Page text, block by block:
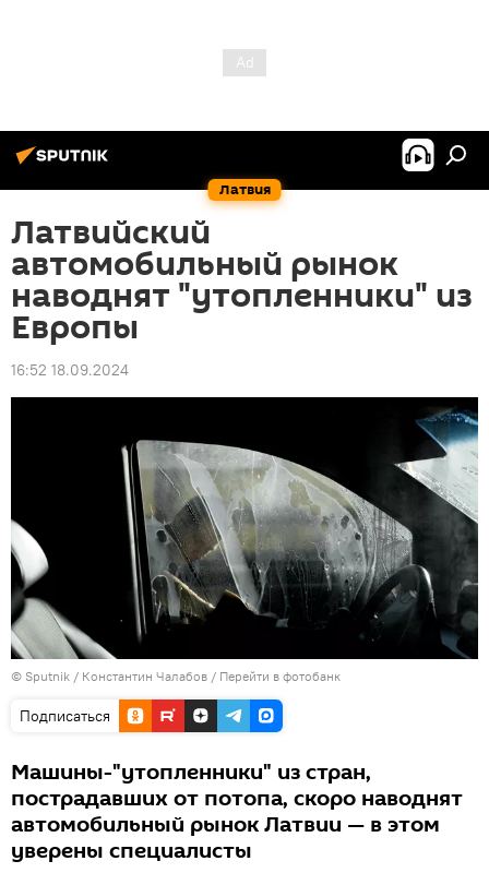
Латвия
Латвийский
автомобильный рынок
наводнят "утопленники" из
Европы
16:52 18.09.2024
© Sputnik / Константин Чалабов / Перейти в фотобанк
Подписаться
Машины-"утопленники" из стран,
пострадавших от потопа, скоро наводнят
автомобильный рынок Латвии — в этом
уверены специалисты